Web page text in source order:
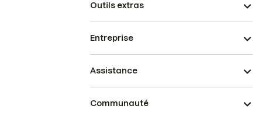
Outils extras
Entreprise
Assistance
Communauté